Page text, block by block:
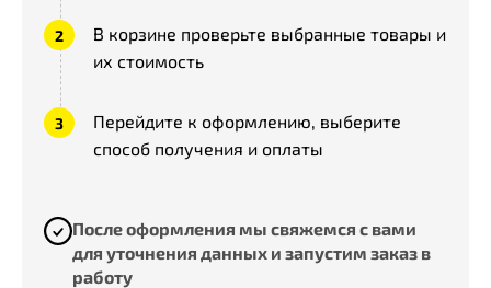
В корзине проверьте выбранные товары и
их стоимость
Перейдите к оформлению, выберите
способ получения и оплаты
После оформления мы свяжемся с вами
для уточнения данных и запустим заказ в
работу